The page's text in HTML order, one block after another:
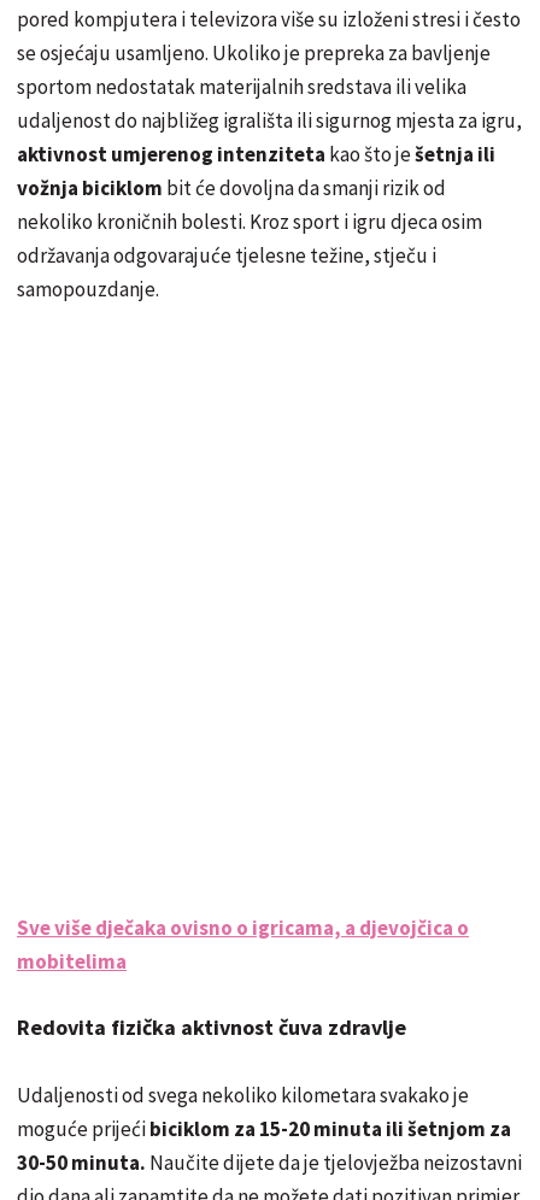
pored kompjutera i televizora više su izloženi stresi i često
se osjećaju usamljeno. Ukoliko je prepreka za bavljenje
sportom nedostatak materijalnih sredstava ili velika
udaljenost do najbližeg igrališta ili sigurnog mjesta za igru,
aktivnost umjerenog intenziteta kao što ješetnja ili
vožnja biciklom bit će dovoljna da smanji rizik od
nekoliko kroničnih bolesti. Kroz sport i igru ​​djeca osim
održavanja odgovarajuće tjelesne težine, stječu i
samopouzdanje.
Sve više dječaka ovisno o igricama, a djevojčica o
mobitelima
Redovita fizička aktivnost čuva zdravlje
Udaljenosti od svega nekoliko kilometara svakako je
moguće prijećibiciklom za 15-20 minuta ili šetnjom za
30-50 minuta. Naučite dijete da je tjelovježba neizostavni